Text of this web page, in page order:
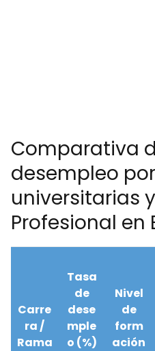
Comparativa
desempleo
universitarias
Profesional en
Carre
ra /
Rama
Tasa
de
dese
mple
o (%)
Nivel
de
form
ación